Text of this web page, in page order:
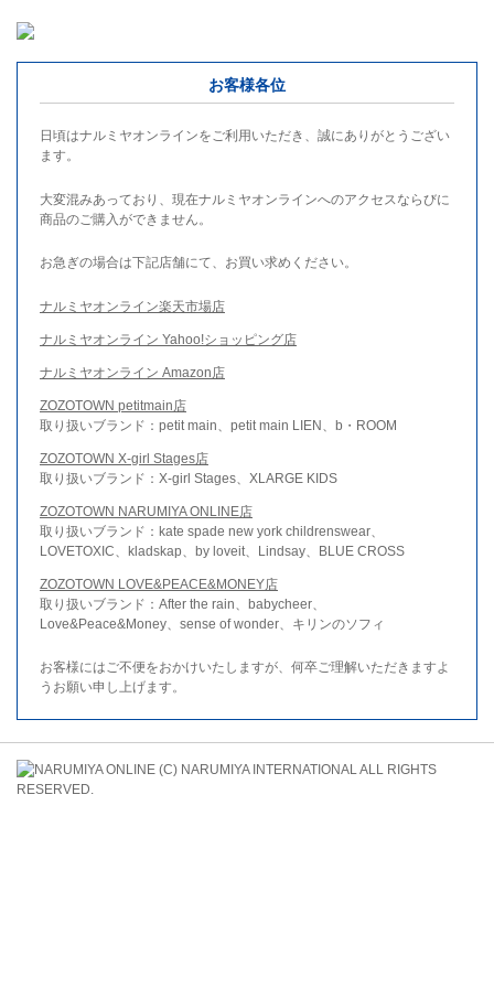
お客様各位
日頃はナルミヤオンラインをご利用いただき、誠にありがとうござい
ます。
大変混みあっており、現在ナルミヤオンラインへのアクセスならびに
商品のご購入ができません。
お急ぎの場合は下記店舗にて、お買い求めください。
ナルミヤオンライン楽天市場店
ナルミヤオンライン Yahoo!ショッピング店
ナルミヤオンライン Amazon店
ZOZOTOWN petitmain店
取り扱いブランド：petit main、petit main LIEN、b・ROOM
ZOZOTOWN X-girl Stages店
取り扱いブランド：X-girl Stages、XLARGE KIDS
ZOZOTOWN NARUMIYA ONLINE店
取り扱いブランド：kate spade new york childrenswear、
LOVETOXIC、kladskap、by loveit、Lindsay、BLUE CROSS
ZOZOTOWN LOVE&PEACE&MONEY店
取り扱いブランド：After the rain、babycheer、
Love&Peace&Money、sense of wonder、キリンのソフィ
お客様にはご不便をおかけいたしますが、何卒ご理解いただきますよ
うお願い申し上げます。